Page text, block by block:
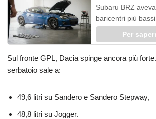
Subaru BRZ
baricentri più
Per
Sul fronte GPL, Dacia spinge ancora più
serbatoio sale a:
49,6 litri su Sandero e Sandero Stepway,
48,8 litri su Jogger.